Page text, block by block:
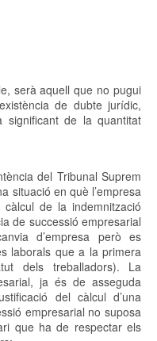
serà aquell que no pugui
de dubte jurídic,
significant de la quantitat
del Tribunal Suprem
situació en què l’empresa
càlcul de la indemnització
de successió empresarial
d’empresa però es
laborals que a la primera
dels treballadors). La
ja és de asseguda
del càlcul d’una
empresarial no suposa
que ha de respectar els